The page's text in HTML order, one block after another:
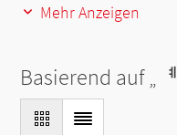
Mehr Anzeigen
Basierend auf „ ᅨ